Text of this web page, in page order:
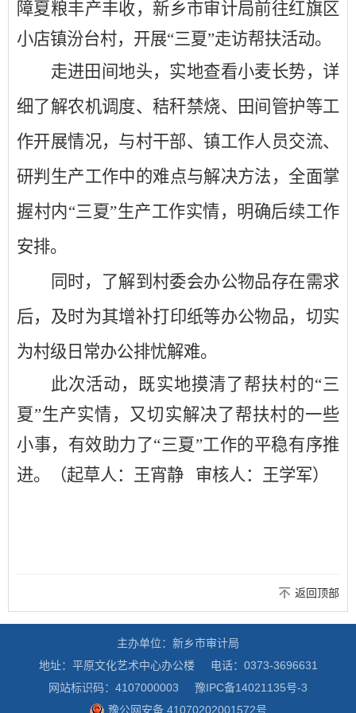
障夏粮丰产丰收， 新乡市审计局前往红旗区
小店镇汾台村，开展“三夏”走访帮扶活动。
走进田间地头，实地查看小麦长势，详
细了解农机调度、秸秆禁烧、田间管护等工
作开展情况，与村干部、 镇工作人员交流、
研判 生产工作中 的难点与解决方法 ，全面掌
握村内“三夏”生产工作实情，明确后续工作
安排。
同时，
了解到村委会办公物品存在需求
后， 及时为其增补打印纸等办公物品，切实
为村级日常办公排忧解难。
此次活动，既实地摸清 了帮扶村的“三
夏”生产实情，又切实解决了 帮扶村的一些
小事， 有效助力了“三夏”工作的平稳有序推
进。
（起草人：王宵静 审核人：王学军）
返回顶部
主办单位：新乡市审计局
地址：平原文化艺术中心办公楼
电话：0373-3696631
网站标识码：4107000003
豫IPC备14021135号-3
豫公网安备 41070202001572号